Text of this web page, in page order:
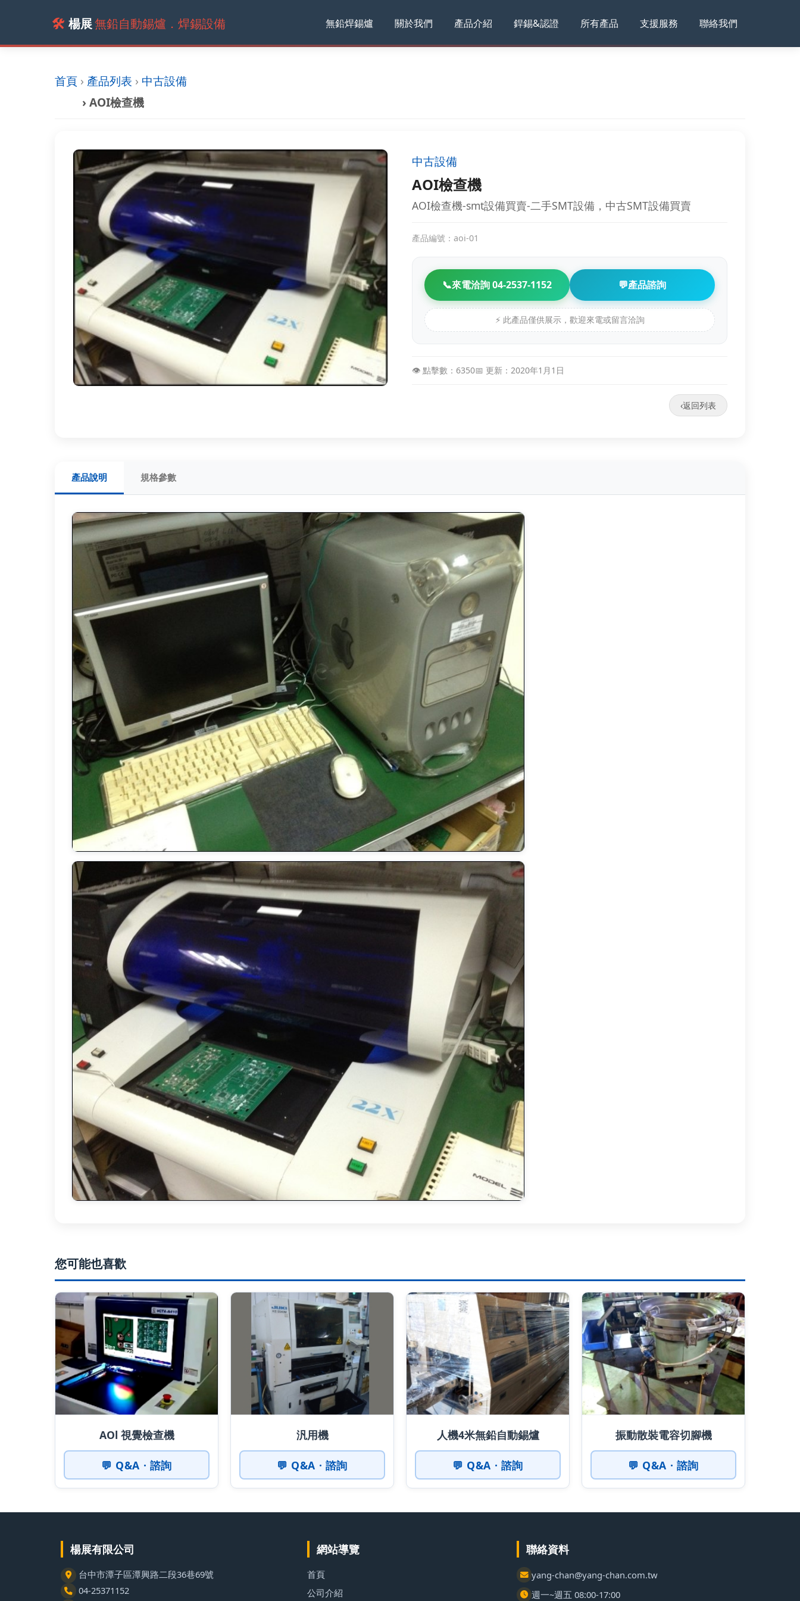
🛠️ 楊展無鉛自動錫爐．焊錫設備 無鉛焊錫爐 關於我們 產品介紹 銲錫&認證 所有產品 支援服務 聯絡我們
首頁 › 產品列表 › 中古設備
› AOI檢查機
中古設備
AOI檢查機
AOI檢查機-smt設備買賣-二手SMT設備，中古SMT設備買賣
產品編號：aoi-01
📞來電洽詢 04-2537-1152 💬產品諮詢
⚡ 此產品僅供展示，歡迎來電或留言洽詢
👁️ 點擊數：6350📅 更新：2020年1月1日
‹返回列表
產品說明 規格參數
您可能也喜歡
AOl 視覺檢查機
💬 Q&A · 諮詢
汎用機
💬 Q&A · 諮詢
人機4米無鉛自動錫爐
💬 Q&A · 諮詢
振動散裝電容切腳機
💬 Q&A · 諮詢
楊展有限公司
台中市潭子區潭興路二段36巷69號
04-25371152
網站導覽
首頁
公司介紹
聯絡資料
yang-chan@yang-chan.com.tw
週一~週五 08:00-17:00